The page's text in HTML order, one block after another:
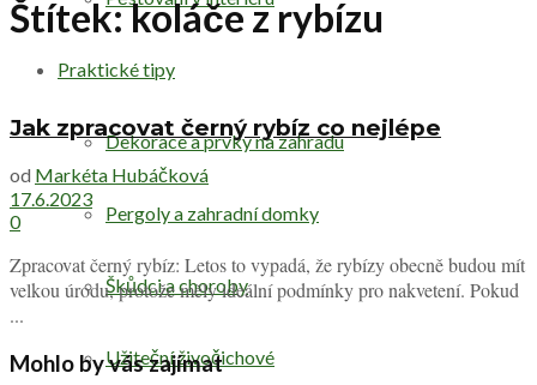
Praktické tipy
Dekorace a prvky na zahradu
Pergoly a zahradní domky
Škůdci a choroby
Užiteční živočichové
Štítek:koláče z rybízu
Jak zpracovat černý rybíz co nejlépe
od Markéta Hubáčková
17.6.2023
0
Zpracovat černý rybíz: Letos to vypadá, že rybízy obecně budou mít
velkou úrodu, protože měly ideální podmínky pro nakvetení. Pokud
...
Mohlo by vás zajímat